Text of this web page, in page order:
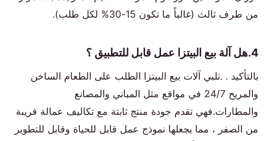
من طرف ثالث (غالباً ما تكون 15-30% لكل طلب).
4.هل آلة بيع البيتزا عمل قابل للتطبيق ؟
بالتأكيد . .تلبي آلات بيع البيتزا الطلب على الطعام الساخن
والمريح 24/7 في مواقع مثل المباني والمصانع
والمطارات.فهي تقدم جودة منتج ثابتة مع تكاليف عمالة قريبة
من الصفر ، مما يجعلها نموذج عمل قابل للحياة وقابل للتطوير